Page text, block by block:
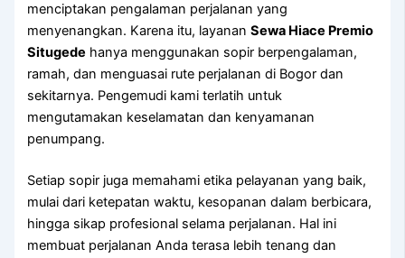
menciptakan pengalaman perjalanan yang
menyenangkan. Karena itu, layananSewa Hiace Premio
Situgede hanya menggunakan sopir berpengalaman,
ramah, dan menguasai rute perjalanan di Bogor dan
sekitarnya. Pengemudi kami terlatih untuk
mengutamakan keselamatan dan kenyamanan
penumpang.
Setiap sopir juga memahami etika pelayanan yang baik,
mulai dari ketepatan waktu, kesopanan dalam berbicara,
hingga sikap profesional selama perjalanan. Hal ini
membuat perjalanan Anda terasa lebih tenang dan